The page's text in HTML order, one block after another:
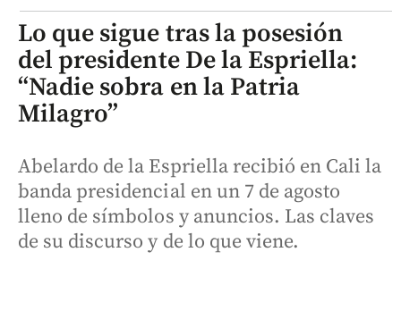
Lo que sigue tras la posesión
del presidente De la Espriella:
“Nadie sobra en la Patria
Milagro”
Abelardo de la Espriella recibió en Cali la
banda presidencial en un 7 de agosto
lleno de símbolos y anuncios. Las claves
de su discurso y de lo que viene.